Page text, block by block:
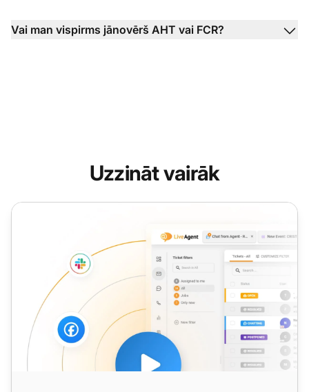
Vai man vispirms jānovērš AHT vai FCR?
Uzzināt vairāk